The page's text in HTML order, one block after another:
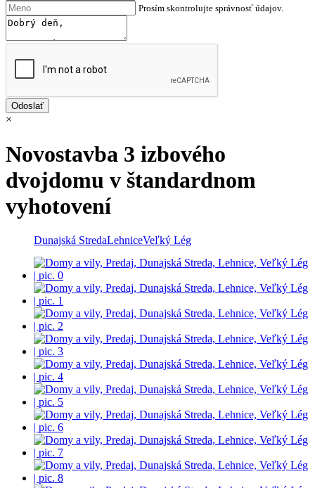
Prosím skontrolujte správnosť údajov.
×
Novostavba 3 izbového
dvojdomu v štandardnom
vyhotovení
Dunajská StredaLehniceVeľký Lég